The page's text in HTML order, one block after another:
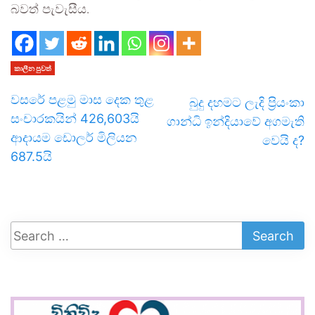
බවත් පැවැසීය.
කාලීන පුවත්
වසරේ පළමු මාස දෙක තුළ
සංචාරකයින් 426,603යි
ආදායම ඩොලර් මිලියන
687.5යි
බුදු දහමට ලැදි ප්‍රියංකා
ගාන්ධි ඉන්දියාවේ අගමැති
වෙයි ද?